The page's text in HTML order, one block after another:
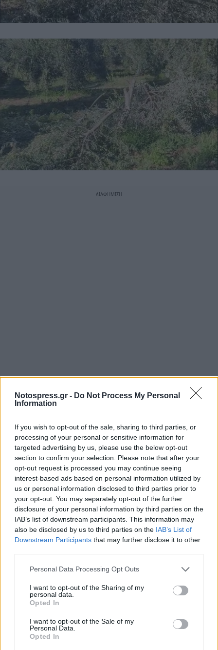
Notospress.gr - Do Not Process My Personal
Information
If you wish to opt-out of the sale, sharing to third parties, or
processing of your personal or sensitive information for
targeted advertising by us, please use the below opt-out
section to confirm your selection. Please note that after your
opt-out request is processed you may continue seeing
interest-based ads based on personal information utilized by
us or personal information disclosed to third parties prior to
your opt-out. You may separately opt-out of the further
disclosure of your personal information by third parties on the
IAB’s list of downstream participants. This information may
also be disclosed by us to third parties on the IAB’s List of
Downstream Participants that may further disclose it to other
Personal Data Processing Opt Outs
I want to opt-out of the Sharing of my
personal data.
Opted In
I want to opt-out of the Sale of my
Personal Data.
Opted In
Το ερώτημα είναι ότι οι θρασύτατοι κακοποιοί
πράγματα ιδιοκτήτες θα τοποθετούν στους
ελαιώνες κάμερες ή θα υποχρεωθούν σε ψηλές
περιφράξεις. Ότι και να κάνουν όμως, όταν οι
καλλιέργειες είναι απομονωμένες και όσο το
ελαιόλαδο έχει τιμή τα κρούσματα κλοπών και